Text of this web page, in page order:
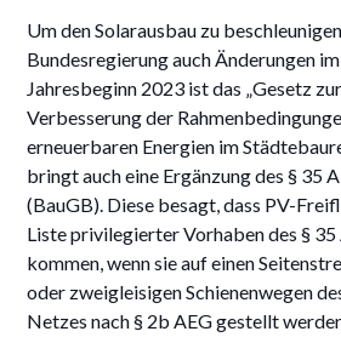
Um den Solarausbau zu
Bundesregierung auch Änderungen
Jahresbeginn 2023 ist das „Gesetz
Verbesserung der
erneuerbaren Energien im
bringt auch eine Ergänzung des § 35
(BauGB). Diese besagt, dass PV-
Liste privilegierter Vorhaben des § 35
kommen, wenn sie auf einen
oder zweigleisigen Schienenwegen
Netzes nach § 2b AEG gestellt